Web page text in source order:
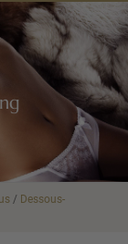
/ Dessous-